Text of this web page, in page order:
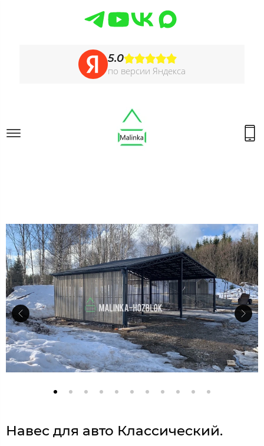
5.0
по версии Яндекса
Навес для авто Классический.